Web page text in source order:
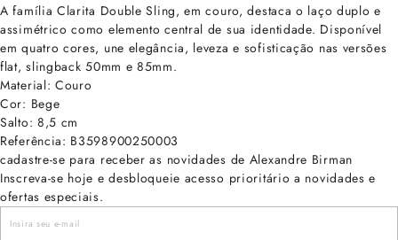
A família Clarita Double Sling, em couro, destaca o laço duplo e
assimétrico como elemento central de sua identidade. Disponível
em quatro cores, une elegância, leveza e sofisticação nas versões
flat, slingback 50mm e 85mm.
Material: Couro
Cor: Bege
Salto: 8,5 cm
Referência: B3598900250003
cadastre-se para receber as novidades de Alexandre Birman
Inscreva-se hoje e desbloqueie acesso prioritário a novidades e
ofertas especiais.